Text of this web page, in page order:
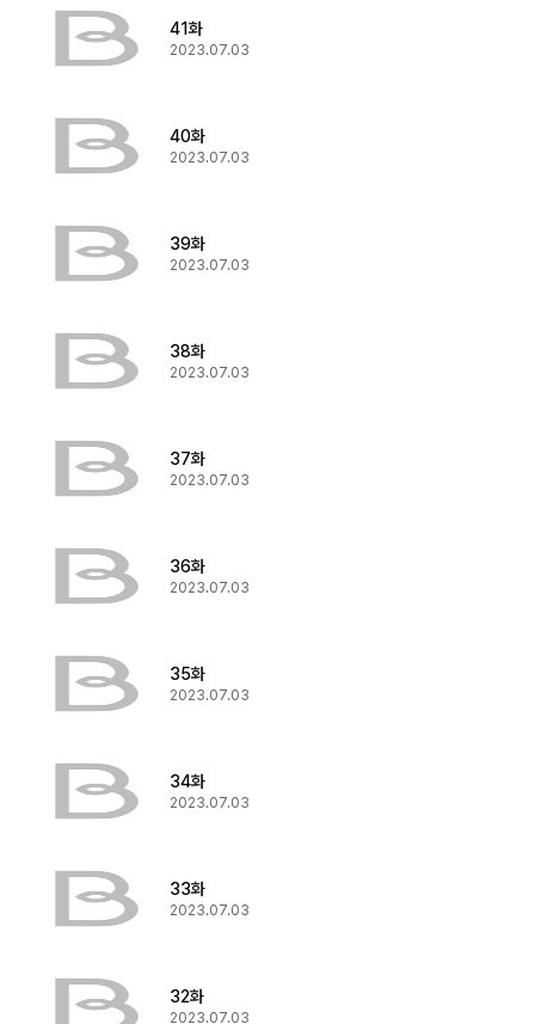
41화
2023.07.03
40화
2023.07.03
39화
2023.07.03
38화
2023.07.03
37화
2023.07.03
36화
2023.07.03
35화
2023.07.03
34화
2023.07.03
33화
2023.07.03
32화
2023.07.03